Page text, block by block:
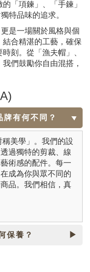
「項鍊」、「手鍊」
特品味的追求。
是一場關於風格與個
合精湛的工藝，確保
刻。從「漁夫帽」、
們鼓勵你自由混搭，
有何不同？
美學」。我們的設
過獨特的剪裁、線
術感的配件。每一
成為你與眾不同的
品。我們相信，真
保養？